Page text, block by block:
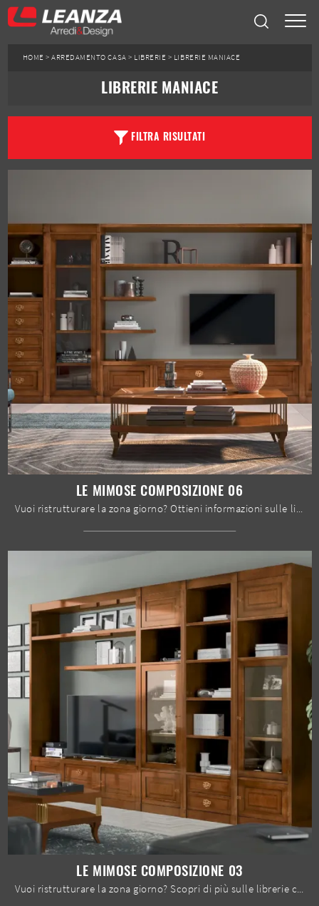
HOME >ARREDAMENTO CASA > LIBRERIE > LIBRERIE MANIACE
LIBRERIE MANIACE
FILTRA RISULTATI
LE MIMOSE COMPOSIZIONE 06
Vuoi ristrutturare la zona giorno? Ottieni informazioni sulle librerie classiche a muro e arreda i tuoi spazi con il modello Le Mimose composizione ...
LE MIMOSE COMPOSIZIONE 03
Vuoi ristrutturare la zona giorno? Scopri di più sulle librerie classiche a muro e arreda i tuoi spazi con il modello Le Mimose composizione 03.